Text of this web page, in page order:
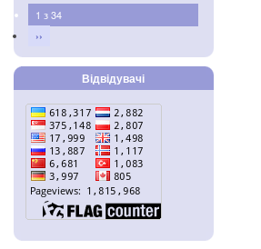
1 з 34
››
Відвідувачі